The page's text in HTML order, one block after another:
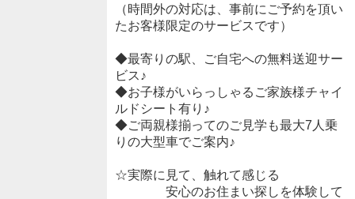
（時間外の対応は、事前にご予約を頂い
たお客様限定のサービスです）
◆最寄りの駅、ご自宅への無料送迎サー
ビス♪
◆お子様がいらっしゃるご家族様チャイ
ルドシート有り♪
◆ご両親様揃ってのご見学も最大7人乗
りの大型車でご案内♪
☆実際に見て、触れて感じる
安心のお住まい探しを体験して